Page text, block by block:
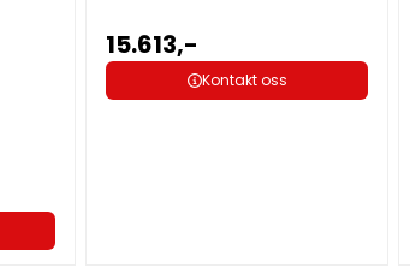
15.613,-
Kontakt oss